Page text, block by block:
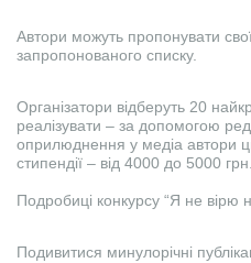
Автори можуть пропонувати
запропонованого списку.
Організатори відберуть 20
реалізувати – за допомогою
оприлюднення у медіа автори
стипендії – від 4000 до 5000 грн.
Подробиці конкурсу “Я не вірю
Подивитися минулорічні